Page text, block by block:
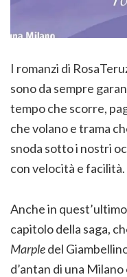
I romanzi di
sono da sempre
tempo che scorre,
che volano e trama
snoda sotto i nostri
con velocità e facilità.
Anche in quest’ultimo
capitolo della saga,
Marpledel
d’antan di una